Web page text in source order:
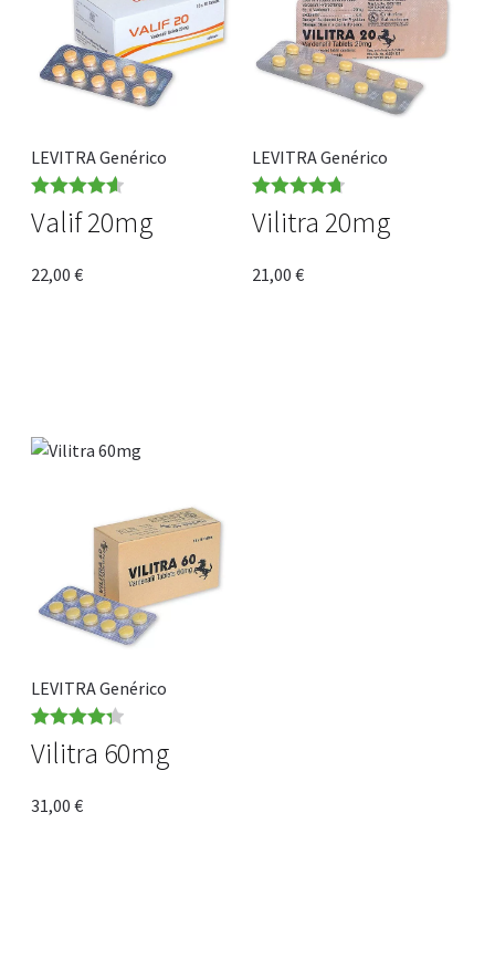
LEVITRA Genérico
Rated 4.64
Valif 20mg
22,00 €
LEVITRA Genérico
Rated
4.71
Vilitra 20mg
21,00 €
LEVITRA Genérico
Rated
Vilitra 60mg
31,00 €